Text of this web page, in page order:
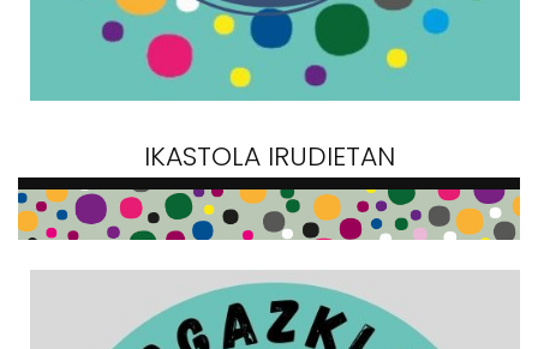
IKASTOLA IRUDIETAN